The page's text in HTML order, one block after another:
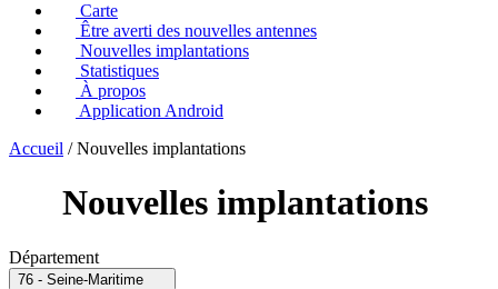
Carte
Être averti des nouvelles antennes
Nouvelles implantations
Statistiques
À propos
Application Android
Accueil / Nouvelles implantations
Nouvelles implantations
Département
76 - Seine-Maritime